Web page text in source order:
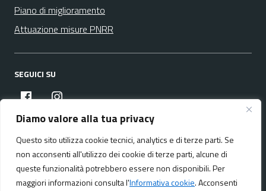
Diamo valore alla tua privacy
Questo sito utilizza cookie tecnici, analytics e di terze parti. Se
non acconsenti all'utilizzo dei cookie di terze parti, alcune di
queste funzionalità potrebbero essere non disponibili. Per
maggiori informazioni consulta l'Informativa cookie. Acconsenti
Piano di miglioramento
Attuazione misure PNRR
SEGUICI SU
facebookinstagram
Media policy Mappa del sito